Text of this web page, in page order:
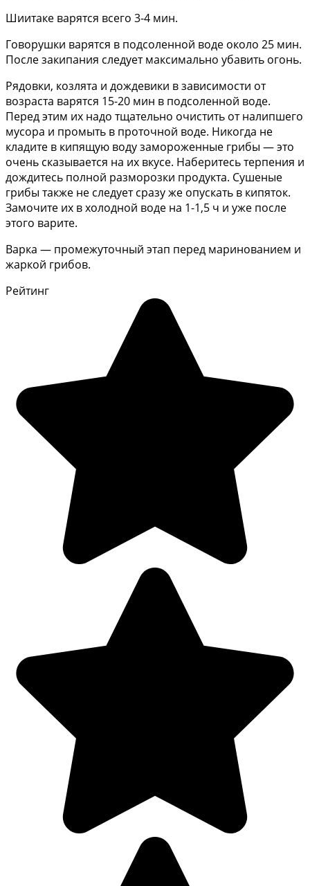
Шиитаке варятся всего 3-4 мин.
Говорушки варятся в подсоленной воде около 25 мин.
После закипания следует максимально убавить огонь.
Рядовки, козлята и дождевики в зависимости от
возраста варятся 15-20 мин в подсоленной воде.
Перед этим их надо тщательно очистить от налипшего
мусора и промыть в проточной воде. Никогда не
кладите в кипящую воду замороженные грибы — это
очень сказывается на их вкусе. Наберитесь терпения и
дождитесь полной разморозки продукта. Сушеные
грибы также не следует сразу же опускать в кипяток.
Замочите их в холодной воде на 1-1,5 ч и уже после
этого варите.
Варка — промежуточный этап перед маринованием и
жаркой грибов.
Рейтинг